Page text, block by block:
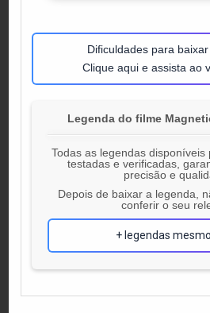
Dificuldades para
Clique aqui e assista ao
Legenda do filme
Todas as legendas disponíveis
testadas e verificadas,
precisão e
Depois de baixar a legenda,
conferir o seu
+ legendas